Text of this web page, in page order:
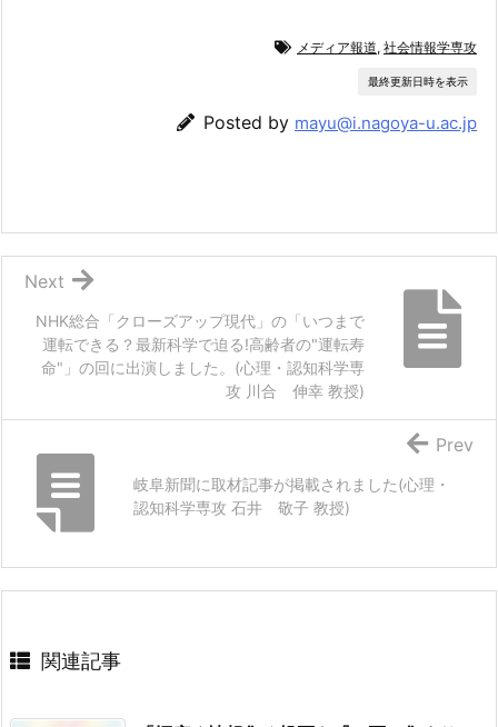
メディア報道, 社会情報学専攻
最終更新日時を表示
Posted by mayu@i.nagoya-u.ac.jp
NHK総合「クローズアップ現代」の「いつまで
運転できる？最新科学で迫る!高齢者の"運転寿
命"」の回に出演しました。(心理・認知科学専
攻 川合 伸幸 教授)
Next
岐阜新聞に取材記事が掲載されました(心理・
認知科学専攻 石井 敬子 教授)
Prev
関連記事